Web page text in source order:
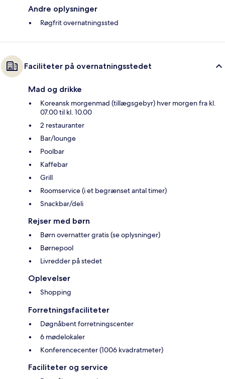
Andre oplysninger
Røgfrit overnatningssted
Faciliteter på overnatningsstedet
Mad og drikke
Koreansk morgenmad (tillægsgebyr) hver morgen fra kl.
07.00 til kl. 10.00
2 restauranter
Bar/lounge
Poolbar
Kaffebar
Grill
Roomservice (i et begrænset antal timer)
Snackbar/deli
Rejser med børn
Børn overnatter gratis (se oplysninger)
Børnepool
Livredder på stedet
Oplevelser
Shopping
Forretningsfaciliteter
Døgnåbent forretningscenter
6 mødelokaler
Konferencecenter (1006 kvadratmeter)
Faciliteter og service